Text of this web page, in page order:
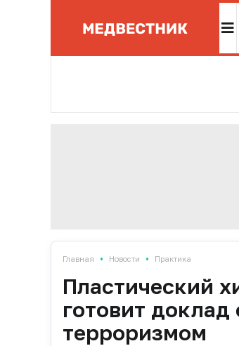
Главная • Новости • Практика
Пластический
готовит
терроризмом